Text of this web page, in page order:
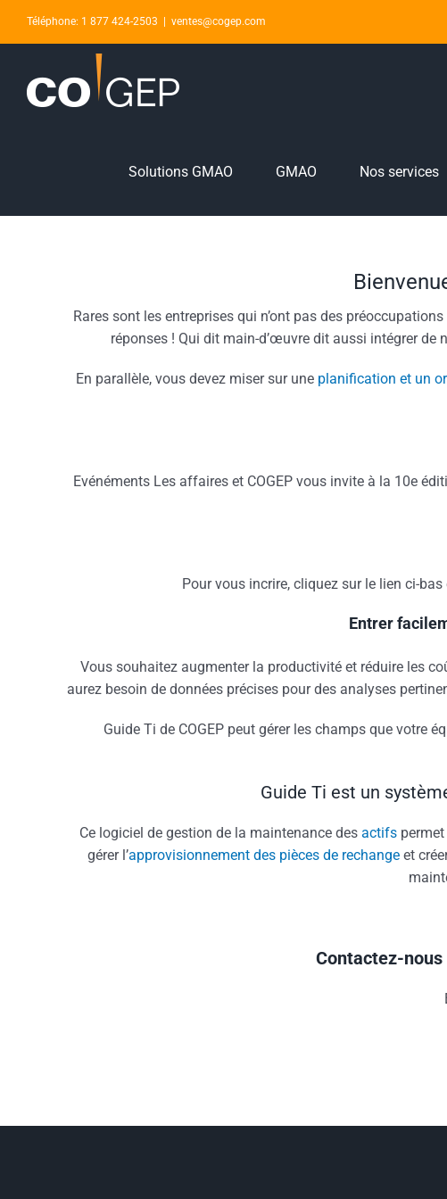
Téléphone: 1 877 424-2503 ventes@cogep.com
Solutions GMAO GMAO Nos services
Rares sont les entreprises qui n’ont pas des
réponses ! Qui dit main-d’œuvre dit aussi intégrer de
En parallèle, vous devez miser sur une planification et un
Evénéments Les affaires et COGEP vous invite à la 10e
Pour vous incrire, cliquez sur le lien ci-bas
Entrer
Vous souhaitez augmenter la productivité et réduire les
aurez besoin de données précises pour des analyses
Guide Ti de COGEP peut gérer les champs que votre
Guide Ti est un
Ce logiciel de gestion de la maintenance des actifs
gérer l’approvisionnement des pièces de rechange et
Contactez-nous